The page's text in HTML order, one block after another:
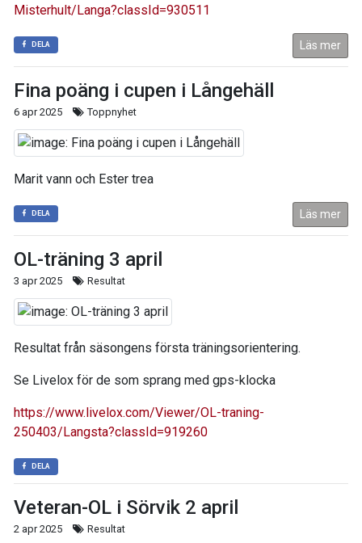
Misterhult/Langa?classId=930511
DELA Läs mer
Fina poäng i cupen i Långehäll
6 apr 2025 Toppnyhet
Marit vann och Ester trea
DELA Läs mer
OL-träning 3 april
3 apr 2025 Resultat
Resultat från säsongens första träningsorientering.
Se Livelox för de som sprang med gps-klocka
https://www.livelox.com/Viewer/OL-traning-
250403/Langsta?classId=919260
DELA
Veteran-OL i Sörvik 2 april
2 apr 2025 Resultat